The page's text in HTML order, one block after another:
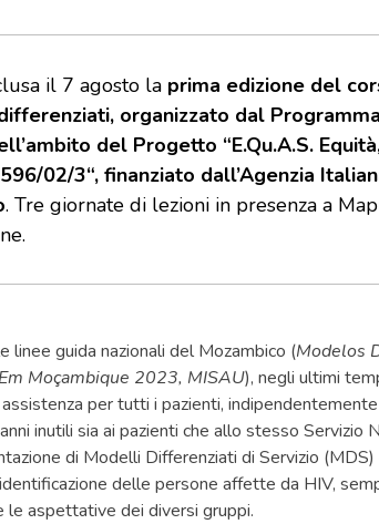
il 7 agosto la prima edizione del
organizzato dal
del Progetto “E.Qu.A.S.
02/3“, finanziato dall’Agenzia
. Tre giornate di lezioni in presenza a
linee guida nazionali del Mozambico (Modelos
Moçambique 2023, MISAU), negli ultimi
per tutti i pazienti,
inutili sia ai pazienti che allo stesso Servizio
di Modelli Differenziati di Servizio
delle persone affette da HIV,
le aspettative dei diversi gruppi.